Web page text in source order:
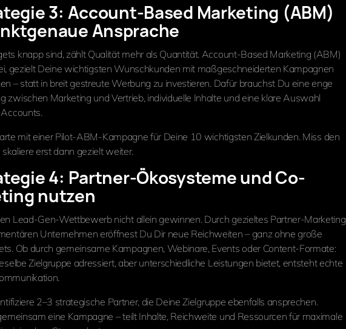
3: Account-Based Marketing (ABM)
Ansprache
knapp sind, zählt Qualität mehr als Quantität. Account-Based Marketing (ABM)
gezielt Deine wichtigsten Wunschkunden mit maßgeschneiderten Kampagnen
– statt in breit gestreute Werbung zu investieren. Dafür brauchst Du eine enge
zwischen Marketing und Vertrieb, individuelle Inhalte und eine klare Auswahl
mit einer Pilot-ABM-Kampagne für Deine 10 wichtigsten Zielkunden. Miss den
skaliere erst dann gezielt weiter.
4: Partner-Ökosysteme und Co-
nutzen
Lead-Gen-Wettbewerb nicht allein gewinnen. Durch gezieltes Partner-Marketing
Unternehmen eröffnest Du Dir neue Reichweiten – ganz ohne große
Ob durch gemeinsame Kampagnen, Webinare, Events oder Content-Formate:
Zielgruppe adressiert, aber unterschiedliche Leistungen bietet, entsteht echte
2–3 strategische Partner, die Deine Zielgruppe ebenfalls ansprechen.
eine Kampagne – teilt Inhalte, Reichweite und Ressourcen für maximale